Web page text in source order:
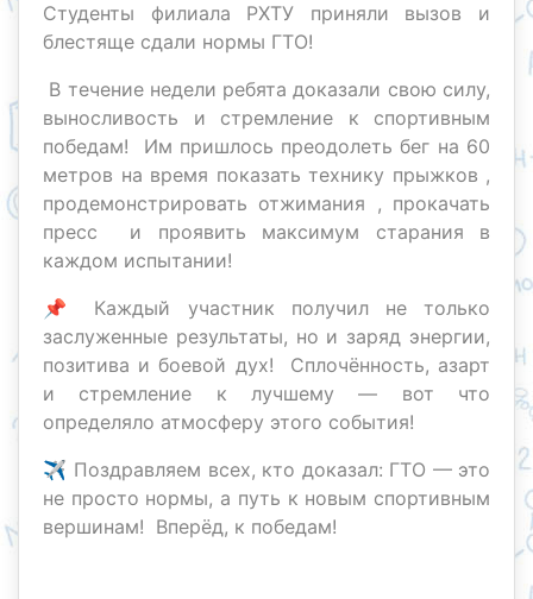
Студенты филиала РХТУ приняли вызов и
блестяще сдали нормы ГТО!
В течение недели ребята доказали свою силу,
выносливость и стремление к спортивным
победам! Им пришлось преодолеть бег на 60
метров на время показать технику прыжков ,
продемонстрировать отжимания , прокачать
пресс и проявить максимум старания в
каждом испытании!
📌 Каждый участник получил не только
заслуженные результаты, но и заряд энергии,
позитива и боевой дух! Сплочённость, азарт
и стремление к лучшему — вот что
определяло атмосферу этого события!
✈️ Поздравляем всех, кто доказал: ГТО — это
не просто нормы, а путь к новым спортивным
вершинам! Вперёд, к победам!